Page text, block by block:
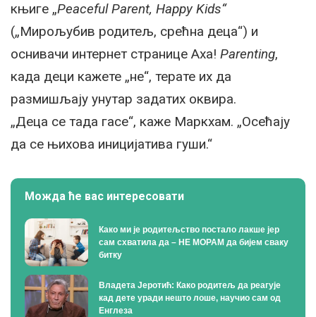
књиге „Peaceful Parent, Happy Kids“
(„Мирољубив родитељ, срећна деца“) и
оснивачи интернет странице Аха! Parenting,
када деци кажете „не“, терате их да
размишљају унутар задатих оквира.
„Деца се тада гасе“, каже Маркхам. „Осећају
да се њихова иницијатива гуши.“
Можда ће вас интересовати
Како ми је родитељство постало лакше јер
сам схватила да – НЕ МОРАМ да бијем сваку
битку
Владета Јеротић: Како родитељ да реагује
кад дете уради нешто лоше, научио сам од
Енглеза